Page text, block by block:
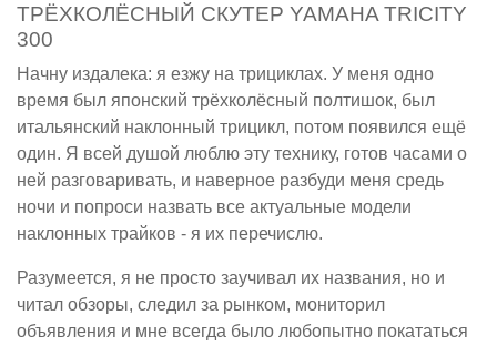
ТРЁХКОЛЁСНЫЙ СКУТЕР YAMAHA TRICITY
300
Начну издалека: я езжу на трициклах. У меня одно
время был японский трёхколёсный полтишок, был
итальянский наклонный трицикл, потом появился ещё
один. Я всей душой люблю эту технику, готов часами о
ней разговаривать, и наверное разбуди меня средь
ночи и попроси назвать все актуальные модели
наклонных трайков - я их перечислю.
Разумеется, я не просто заучивал их названия, но и
читал обзоры, следил за рынком, мониторил
объявления и мне всегда было любопытно покататься